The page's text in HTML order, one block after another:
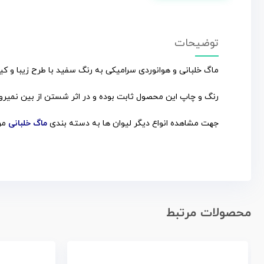
توضیحات
ماگ خلبانی و هوانوردی سرامیکی به رنگ سفید با طرح زیبا و
رنگ و چاپ این محصول ثابت بوده و در اثر شستن از بین
جهت مشاهده انواع دیگر لیوان ها به دسته بندی ماگ خلبانی
محصولات مرتبط